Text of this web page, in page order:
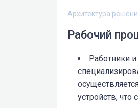
Архитектура
Рабочий
Работники
устройств,